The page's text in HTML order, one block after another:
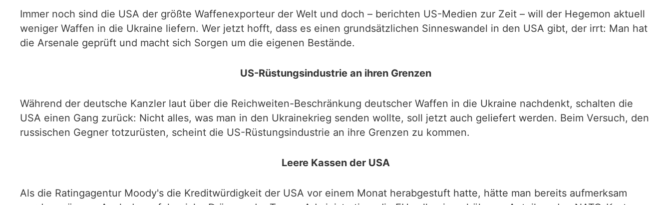
Immer noch sind die USA der größte Waffenexporteur der Welt und doch – berichten US-Medien zur Zeit – will der Hegemon aktuell
weniger Waffen in die Ukraine liefern. Wer jetzt hofft, dass es einen grundsätzlichen Sinneswandel in den USA gibt, der irrt: Man hat
die Arsenale geprüft und macht sich Sorgen um die eigenen Bestände.
US-Rüstungsindustrie an ihren Grenzen
Während der deutsche Kanzler laut über die Reichweiten-Beschränkung deutscher Waffen in die Ukraine nachdenkt, schalten die
USA einen Gang zurück: Nicht alles, was man in den Ukrainekrieg senden wollte, soll jetzt auch geliefert werden. Beim Versuch, den
russischen Gegner totzurüsten, scheint die US-Rüstungsindustrie an ihre Grenzen zu kommen.
Leere Kassen der USA
Als die Ratingagentur Moody's die Kreditwürdigkeit der USA vor einem Monat herabgestuft hatte, hätte man bereits aufmerksam